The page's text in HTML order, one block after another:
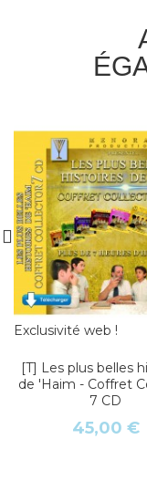
Exclusivité web !
[T] Les plus belles
de 'Haim - Coffret
7 CD
45,00 €